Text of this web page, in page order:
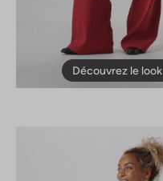
Découvrez le look